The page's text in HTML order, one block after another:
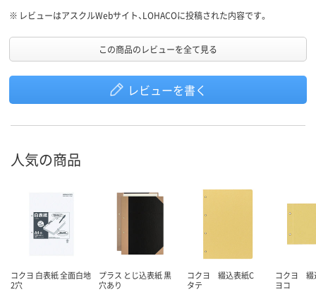
※ レビューはアスクルWebサイト、LOHACOに投稿された内容です。
この商品のレビューを全て見る
レビューを書く
人気の商品
コクヨ 白表紙 全面白地
2穴
プラス とじ込表紙 黒
穴あり
コクヨ 綴込表紙C
タテ
コクヨ
ヨコ